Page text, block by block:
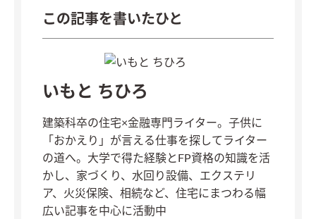
この記事を書いたひと
いもと ちひろ
建築科卒の住宅×金融専門ライター。子供に
「おかえり」が言える仕事を探してライター
の道へ。大学で得た経験とFP資格の知識を活
かし、家づくり、水回り設備、エクステリ
ア、火災保険、相続など、住宅にまつわる幅
広い記事を中心に活動中